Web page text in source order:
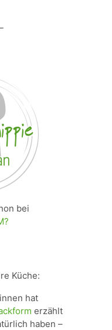
bei
Küche:
hat
erzählt
haben –